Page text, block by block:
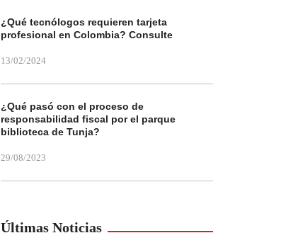
¿Qué tecnólogos requieren tarjeta
profesional en Colombia? Consulte
13/02/2024
¿Qué pasó con el proceso de
responsabilidad fiscal por el parque
biblioteca de Tunja?
29/08/2023
Últimas Noticias